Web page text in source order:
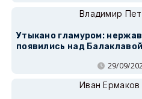
Владимир
Утыкано гламуром:
появились над Балаклавой
29/09/
Иван Ермаков